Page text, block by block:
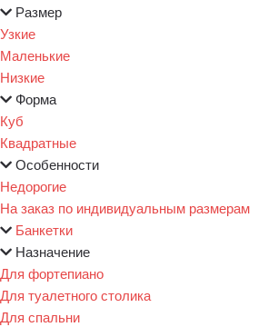
Размер
Узкие
Маленькие
Низкие
Форма
Куб
Квадратные
Особенности
Недорогие
На заказ по индивидуальным размерам
Банкетки
Назначение
Для фортепиано
Для туалетного столика
Для спальни